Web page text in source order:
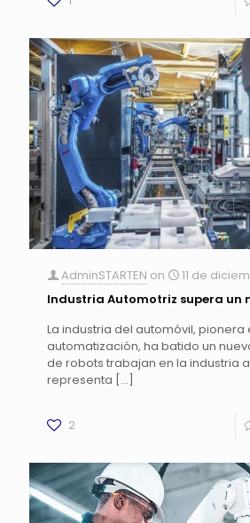
AdminSTARTEN on
11 de
Industria Automotriz supera un
La industria del automóvil, pionera
automatización, ha batido un
de robots trabajan en la industria
representa […]
2